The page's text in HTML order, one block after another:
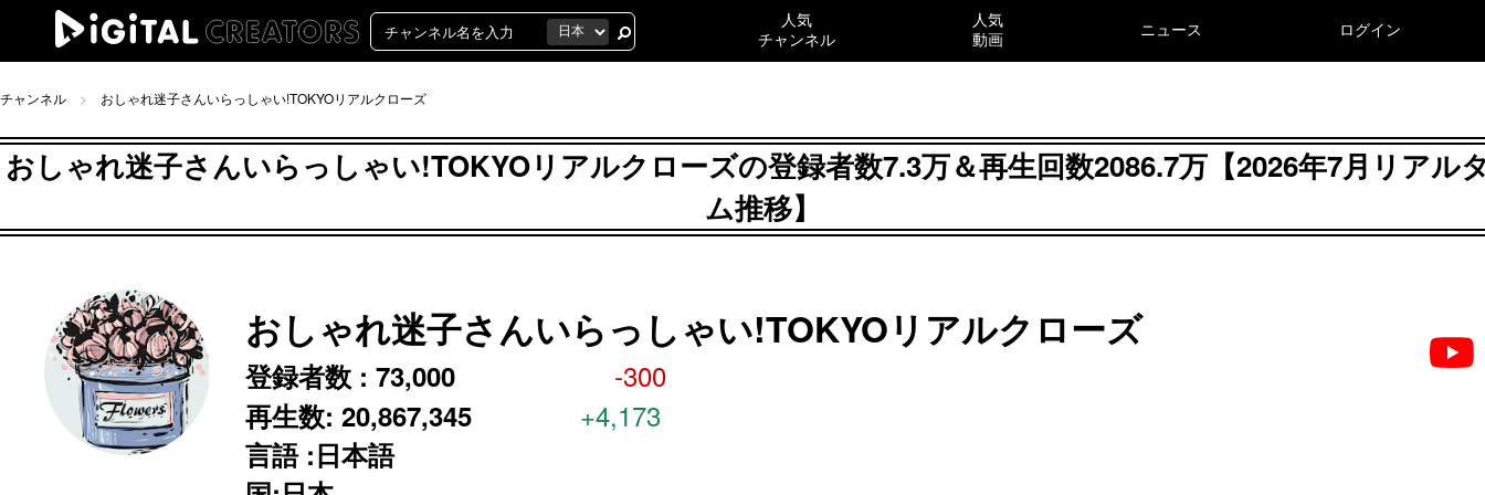
人気
チャンネル
人気
動画
ニュース ログイン
チャンネル おしゃれ迷子さんいらっしゃい!TOKYOリアルクローズ
おしゃれ迷子さんいらっしゃい!TOKYOリアルクローズの登録者数7.3万＆再生回数2086.7万【2026年7月リアル
ム推移】
おしゃれ迷子さんいらっしゃい!TOKYOリアルクローズ
登録者数 : 73,000 -300
再生数: 20,867,345 +4,173
言語 :日本語